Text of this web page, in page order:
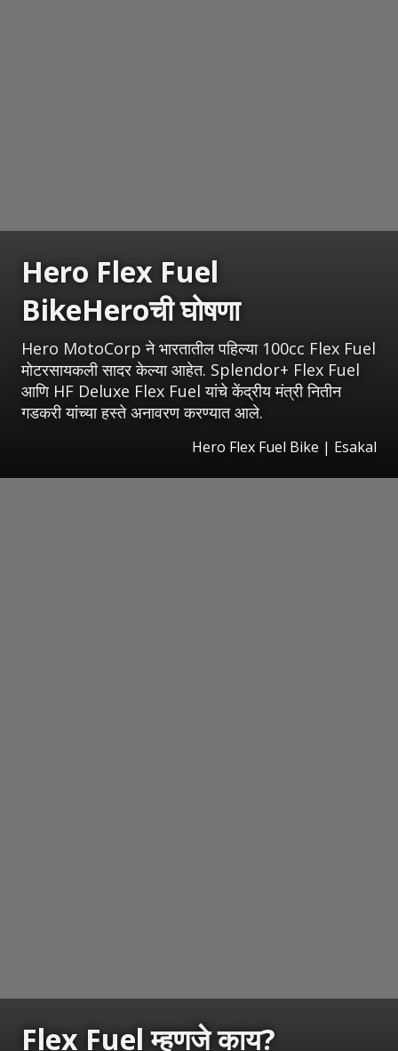
Hero Flex Fuel
BikeHeroची घोषणा
Hero MotoCorp ने भारतातील पहिल्या 100cc Flex Fuel
मोटरसायकली सादर केल्या आहेत. Splendor+ Flex Fuel
आणि HF Deluxe Flex Fuel यांचे केंद्रीय मंत्री नितीन
गडकरी यांच्या हस्ते अनावरण करण्यात आले.
Hero Flex Fuel Bike | Esakal
Flex Fuel म्हणजे काय?